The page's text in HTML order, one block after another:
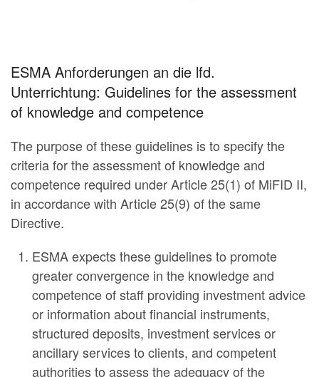
ESMA Anforderungen an die lfd.
Unterrichtung: Guidelines for the assessment
of knowledge and competence
The purpose of these guidelines is to specify the
criteria for the assessment of knowledge and
competence required under Article 25(1) of MiFID II,
in accordance with Article 25(9) of the same
Directive.
ESMA expects these guidelines to promote
greater convergence in the knowledge and
competence of staff providing investment advice
or information about financial instruments,
structured deposits, investment services or
ancillary services to clients, and competent
authorities to assess the adequacy of the